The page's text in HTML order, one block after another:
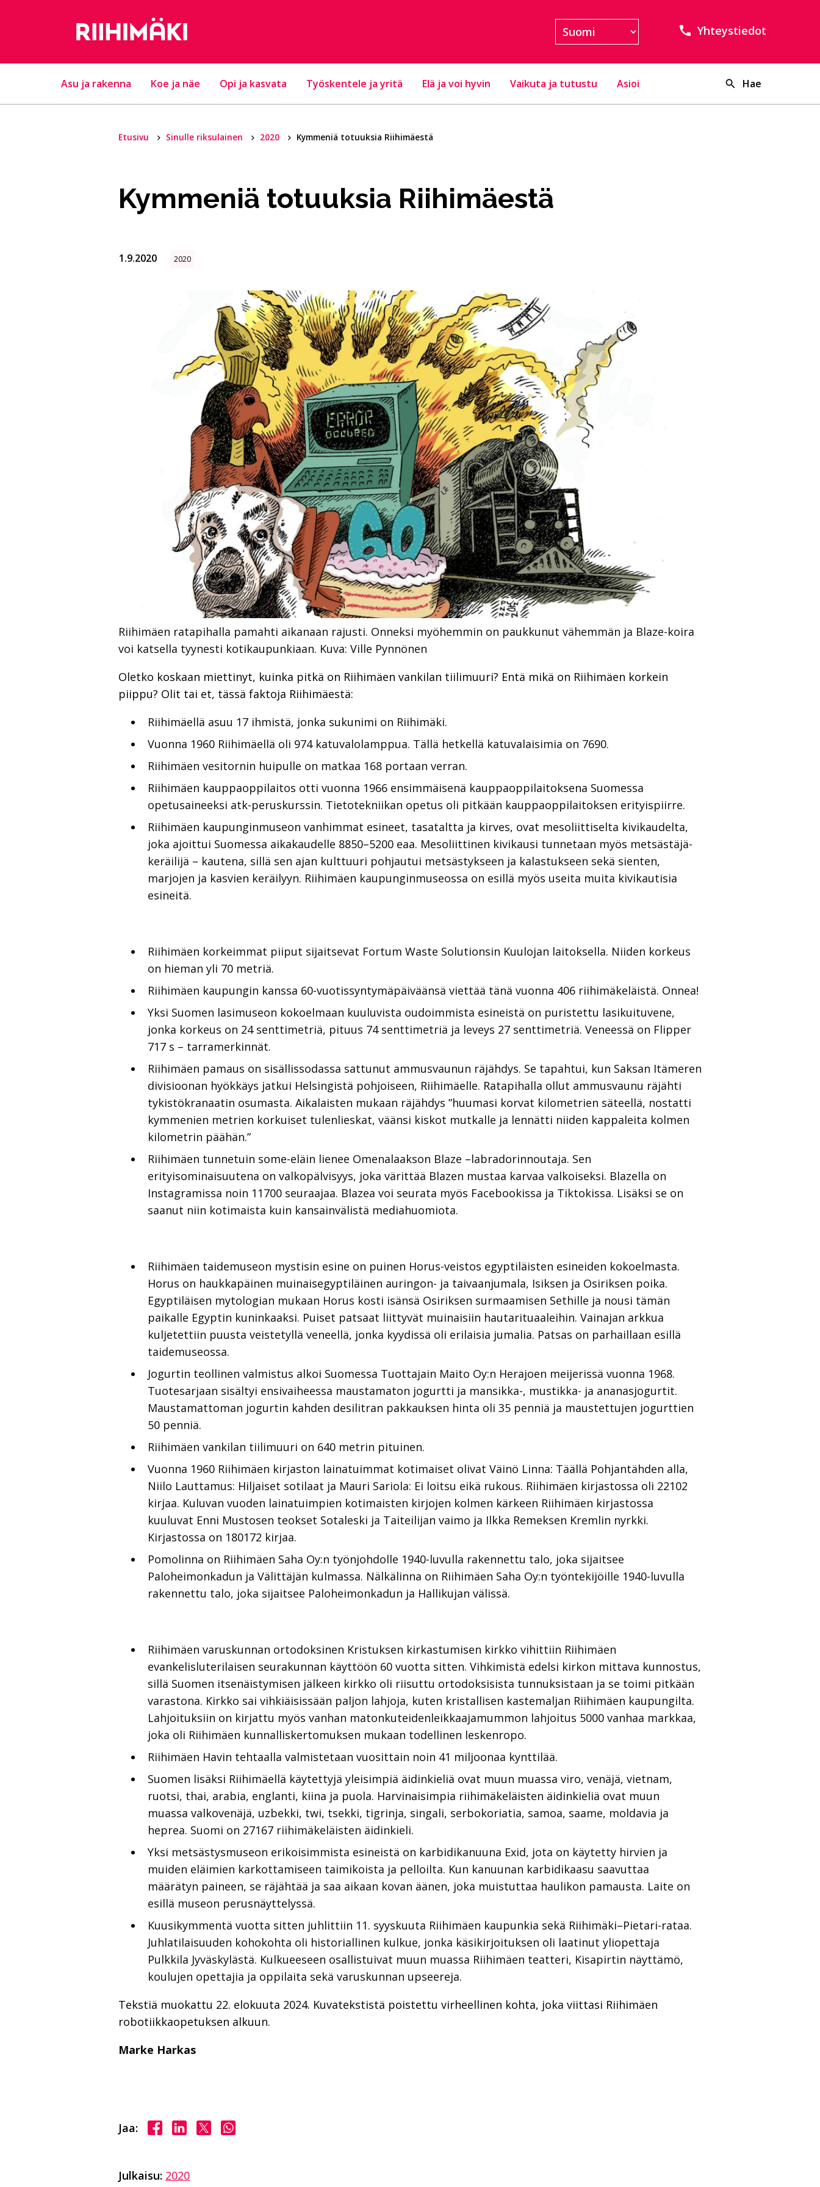
Yhteystiedot
Asu ja rakenna Koe ja näe Opi ja kasvata Työskentele ja yritä Elä ja voi hyvin Vaikuta ja tutustu Asioi Hae
Etusivu Sinulle riksulainen 2020 Kymmeniä totuuksia Riihimäestä
Kymmeniä totuuksia Riihimäestä
1.9.2020 2020
Riihimäen ratapihalla pamahti aikanaan rajusti. Onneksi myöhemmin on paukkunut vähemmän ja Blaze-koira
voi katsella tyynesti kotikaupunkiaan. Kuva: Ville Pynnönen
Oletko koskaan miettinyt, kuinka pitkä on Riihimäen vankilan tiilimuuri? Entä mikä on Riihimäen korkein
piippu? Olit tai et, tässä faktoja Riihimäestä:
Riihimäellä asuu 17 ihmistä, jonka sukunimi on Riihimäki.
Vuonna 1960 Riihimäellä oli 974 katuvalolamppua. Tällä hetkellä katuvalaisimia on 7690.
Riihimäen vesitornin huipulle on matkaa 168 portaan verran.
Riihimäen kauppaoppilaitos otti vuonna 1966 ensimmäisenä kauppaoppilaitoksena Suomessa
opetusaineeksi atk-peruskurssin. Tietotekniikan opetus oli pitkään kauppaoppilaitoksen erityispiirre.
Riihimäen kaupunginmuseon vanhimmat esineet, tasataltta ja kirves, ovat mesoliittiselta kivikaudelta,
joka ajoittui Suomessa aikakaudelle 8850–5200 eaa. Mesoliittinen kivikausi tunnetaan myös metsästäjä-
keräilijä – kautena, sillä sen ajan kulttuuri pohjautui metsästykseen ja kalastukseen sekä sienten,
marjojen ja kasvien keräilyyn. Riihimäen kaupunginmuseossa on esillä myös useita muita kivikautisia
esineitä.
Riihimäen korkeimmat piiput sijaitsevat Fortum Waste Solutionsin Kuulojan laitoksella. Niiden korkeus
on hieman yli 70 metriä.
Riihimäen kaupungin kanssa 60-vuotissyntymäpäiväänsä viettää tänä vuonna 406 riihimäkeläistä. Onnea!
Yksi Suomen lasimuseon kokoelmaan kuuluvista oudoimmista esineistä on puristettu lasikuituvene,
jonka korkeus on 24 senttimetriä, pituus 74 senttimetriä ja leveys 27 senttimetriä. Veneessä on Flipper
717 s – tarramerkinnät.
Riihimäen pamaus on sisällissodassa sattunut ammusvaunun räjähdys. Se tapahtui, kun Saksan Itämeren
divisioonan hyökkäys jatkui Helsingistä pohjoiseen, Riihimäelle. Ratapihalla ollut ammusvaunu räjähti
tykistökranaatin osumasta. Aikalaisten mukaan räjähdys ”huumasi korvat kilometrien säteellä, nostatti
kymmenien metrien korkuiset tulenlieskat, väänsi kiskot mutkalle ja lennätti niiden kappaleita kolmen
kilometrin päähän.”
Riihimäen tunnetuin some-eläin lienee Omenalaakson Blaze –labradorinnoutaja. Sen
erityisominaisuutena on valkopälvisyys, joka värittää Blazen mustaa karvaa valkoiseksi. Blazella on
Instagramissa noin 11700 seuraajaa. Blazea voi seurata myös Facebookissa ja Tiktokissa. Lisäksi se on
saanut niin kotimaista kuin kansainvälistä mediahuomiota.
Riihimäen taidemuseon mystisin esine on puinen Horus-veistos egyptiläisten esineiden kokoelmasta.
Horus on haukkapäinen muinaisegyptiläinen auringon- ja taivaanjumala, Isiksen ja Osiriksen poika.
Egyptiläisen mytologian mukaan Horus kosti isänsä Osiriksen surmaamisen Sethille ja nousi tämän
paikalle Egyptin kuninkaaksi. Puiset patsaat liittyvät muinaisiin hautarituaaleihin. Vainajan arkkua
kuljetettiin puusta veistetyllä veneellä, jonka kyydissä oli erilaisia jumalia. Patsas on parhaillaan esillä
taidemuseossa.
Jogurtin teollinen valmistus alkoi Suomessa Tuottajain Maito Oy:n Herajoen meijerissä vuonna 1968.
Tuotesarjaan sisältyi ensivaiheessa maustamaton jogurtti ja mansikka-, mustikka- ja ananasjogurtit.
Maustamattoman jogurtin kahden desilitran pakkauksen hinta oli 35 penniä ja maustettujen jogurttien
50 penniä.
Riihimäen vankilan tiilimuuri on 640 metrin pituinen.
Vuonna 1960 Riihimäen kirjaston lainatuimmat kotimaiset olivat Väinö Linna: Täällä Pohjantähden alla,
Niilo Lauttamus: Hiljaiset sotilaat ja Mauri Sariola: Ei loitsu eikä rukous. Riihimäen kirjastossa oli 22102
kirjaa. Kuluvan vuoden lainatuimpien kotimaisten kirjojen kolmen kärkeen Riihimäen kirjastossa
kuuluvat Enni Mustosen teokset Sotaleski ja Taiteilijan vaimo ja Ilkka Remeksen Kremlin nyrkki.
Kirjastossa on 180172 kirjaa.
Pomolinna on Riihimäen Saha Oy:n työnjohdolle 1940-luvulla rakennettu talo, joka sijaitsee
Paloheimonkadun ja Välittäjän kulmassa. Nälkälinna on Riihimäen Saha Oy:n työntekijöille 1940-luvulla
rakennettu talo, joka sijaitsee Paloheimonkadun ja Hallikujan välissä.
Riihimäen varuskunnan ortodoksinen Kristuksen kirkastumisen kirkko vihittiin Riihimäen
evankelisluterilaisen seurakunnan käyttöön 60 vuotta sitten. Vihkimistä edelsi kirkon mittava kunnostus,
sillä Suomen itsenäistymisen jälkeen kirkko oli riisuttu ortodoksisista tunnuksistaan ja se toimi pitkään
varastona. Kirkko sai vihkiäisissään paljon lahjoja, kuten kristallisen kastemaljan Riihimäen kaupungilta.
Lahjoituksiin on kirjattu myös vanhan matonkuteidenleikkaajamummon lahjoitus 5000 vanhaa markkaa,
joka oli Riihimäen kunnalliskertomuksen mukaan todellinen leskenropo.
Riihimäen Havin tehtaalla valmistetaan vuosittain noin 41 miljoonaa kynttilää.
Suomen lisäksi Riihimäellä käytettyjä yleisimpiä äidinkieliä ovat muun muassa viro, venäjä, vietnam,
ruotsi, thai, arabia, englanti, kiina ja puola. Harvinaisimpia riihimäkeläisten äidinkieliä ovat muun
muassa valkovenäjä, uzbekki, twi, tsekki, tigrinja, singali, serbokoriatia, samoa, saame, moldavia ja
heprea. Suomi on 27167 riihimäkeläisten äidinkieli.
Yksi metsästysmuseon erikoisimmista esineistä on karbidikanuuna Exid, jota on käytetty hirvien ja
muiden eläimien karkottamiseen taimikoista ja pelloilta. Kun kanuunan karbidikaasu saavuttaa
määrätyn paineen, se räjähtää ja saa aikaan kovan äänen, joka muistuttaa haulikon pamausta. Laite on
esillä museon perusnäyttelyssä.
Kuusikymmentä vuotta sitten juhlittiin 11. syyskuuta Riihimäen kaupunkia sekä Riihimäki–Pietari-rataa.
Juhlatilaisuuden kohokohta oli historiallinen kulkue, jonka käsikirjoituksen oli laatinut yliopettaja
Pulkkila Jyväskylästä. Kulkueeseen osallistuivat muun muassa Riihimäen teatteri, Kisapirtin näyttämö,
koulujen opettajia ja oppilaita sekä varuskunnan upseereja.
Tekstiä muokattu 22. elokuuta 2024. Kuvatekstistä poistettu virheellinen kohta, joka viittasi Riihimäen
robotiikkaopetuksen alkuun.
Marke Harkas
Jaa: Jaa Facebookissa
Jaa LinkedInissä
Jaa X:ssäJaa WhasAppissa
Julkaisu: 2020